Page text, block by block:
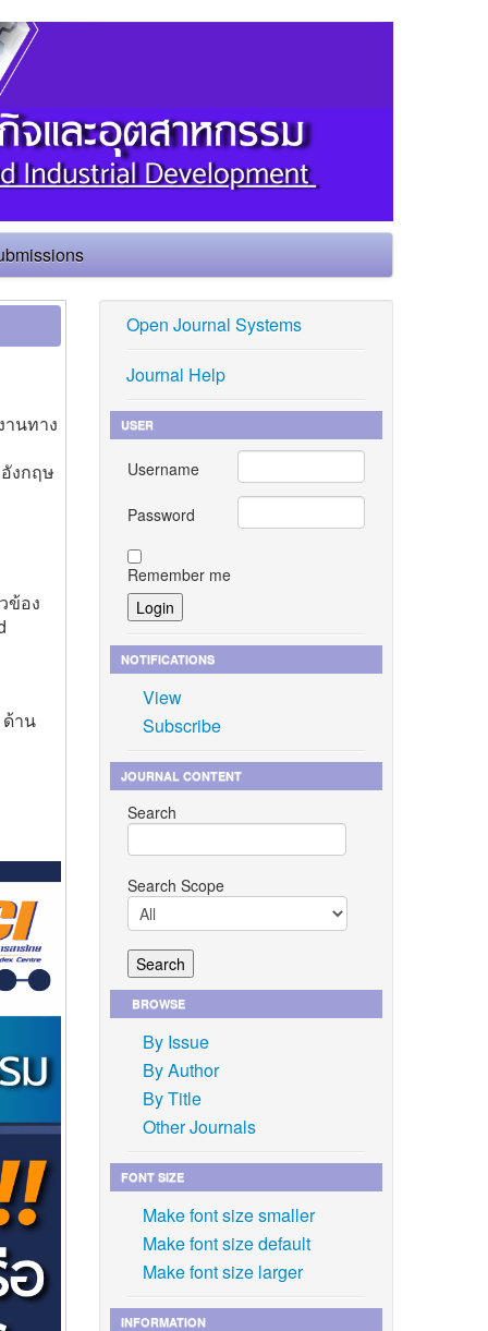
นทาง
งกฤษ
ข้อง
ด้าน
Open Journal Systems
Journal Help
USER
Username
Password
Remember me
NOTIFICATIONS
View
Subscribe
JOURNAL CONTENT
Search
Search Scope
BROWSE
By Issue
By Author
By Title
Other Journals
FONT SIZE
Make font size smaller
Make font size default
Make font size larger
INFORMATION